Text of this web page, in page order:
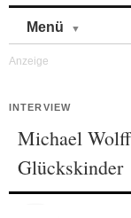
Menü
INTERVIEW
Michael
Glückskinder